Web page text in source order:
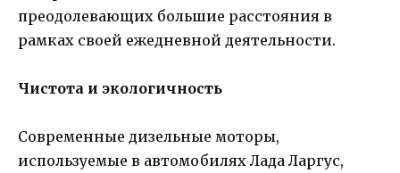
преодолевающих большие расстояния в
рамках своей ежедневной деятельности.
Чистота и экологичность
Современные дизельные моторы,
используемые в автомобилях Лада Ларгус,